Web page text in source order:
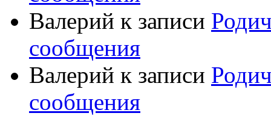
Валерий к записи
сообщения
Валерий к записи
сообщения